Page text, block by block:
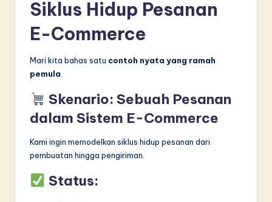
Siklus Hidup Pesanan
E-Commerce
Mari kita bahas satu contoh nyata yang ramah
pemula.
Skenario: Sebuah Pesanan
dalam Sistem E-Commerce
Kami ingin memodelkan siklus hidup pesanan dari
pembuatan hingga pengiriman.
Status: